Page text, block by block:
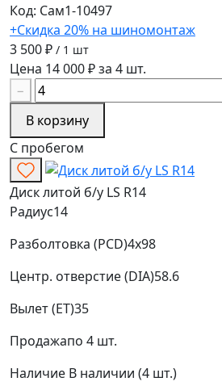
Код: Сам1-10497
+Скидка 20% на шиномонтаж
3 500 ₽ / 1 шт
Цена 14 000 ₽ за 4 шт.
−
В корзину
С пробегом
Диск литой б/у LS R14
Радиус14
Разболтовка (PCD)4x98
Центр. отверстие (DIA)58.6
Вылет (ET)35
Продажапо 4 шт.
Наличие В наличии (4 шт.)